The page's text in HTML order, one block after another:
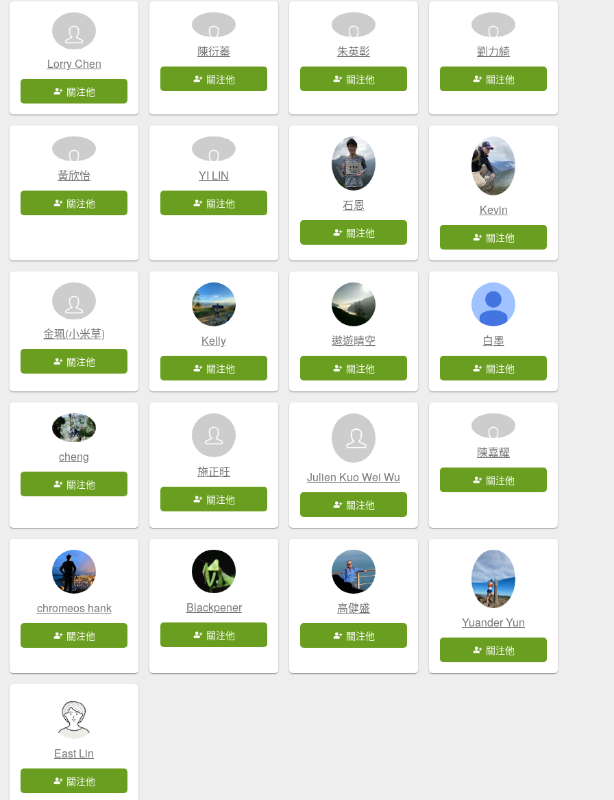
Lorry Chen
關注他
陳衍蓁
關注他
朱英彰
關注他
劉力綺
關注他
黃欣怡
關注他
YI LIN
關注他 石恩
關注他
Kevin
關注他
金珮(小米草)
關注他
Kelly
關注他
遨遊晴空
關注他
白墨
關注他
cheng
關注他
施正旺
關注他
Julien Kuo Wei Wu
關注他
陳嘉耀
關注他
chromeos hank
關注他
Blackpener
關注他
高健盛
關注他
Yuander Yun
關注他
East Lin
關注他